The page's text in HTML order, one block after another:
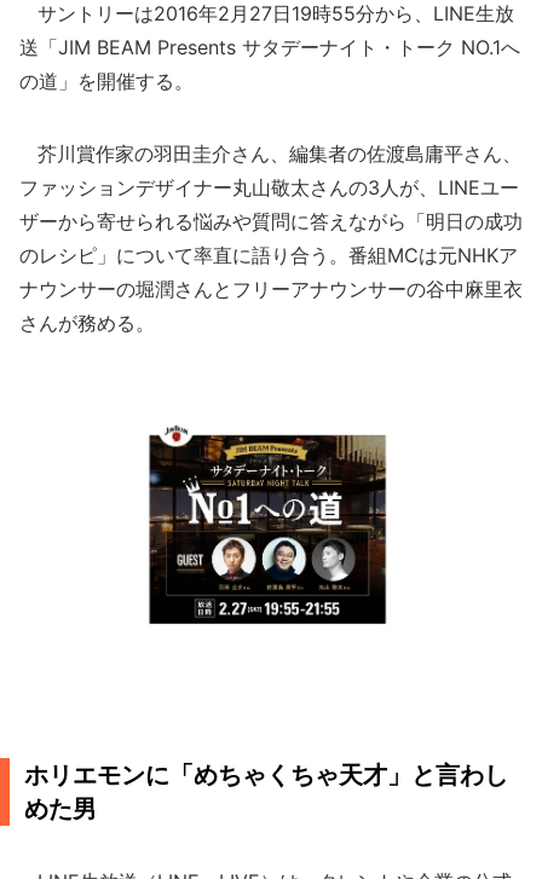
サントリーは2016年2月27日19時55分から、LINE生放
送「JIM BEAM Presents サタデーナイト・トーク NO.1へ
の道」を開催する。
芥川賞作家の羽田圭介さん、編集者の佐渡島庸平さん、
ファッションデザイナー丸山敬太さんの3人が、LINEユー
ザーから寄せられる悩みや質問に答えながら「明日の成功
のレシピ」について率直に語り合う。番組MCは元NHKア
ナウンサーの堀潤さんとフリーアナウンサーの谷中麻里衣
さんが務める。
ホリエモンに「めちゃくちゃ天才」と言わし
めた男